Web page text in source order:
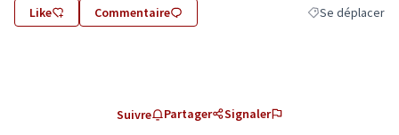
Like Commentaire Filtrer les
Se déplacer
Suivre Partager Signaler